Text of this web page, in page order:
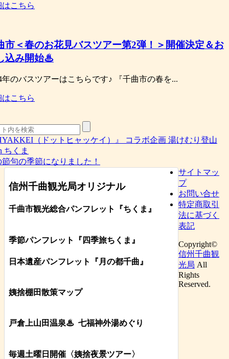
はこちら
市＜春のお花見バスツアー第2弾！＞開催決定＆お
込み開始♨
年のバスツアーはこちらです♪ 『千曲市の春を...
はこちら
（ドットヒャッケイ）』 コラボ企画 湯けむり登山
ちくま
句の季節になりました！
信州千曲観光局オリジナル
千曲市観光総合パンフレット 『ちくま 』
季節パンフレット『四季旅ちくま』
日本遺産パンフレット 『月の都千曲 』
姨捨棚田散策マップ
戸倉上山田温泉♨ 七福神外湯めぐり
毎週土曜日開催〈姨捨夜景ツアー〉
サイトマッ
プ
お問い合せ
特定商取引
法に基づく
表記
Copyright©
信州千曲観
光局 All
Rights
Reserved.